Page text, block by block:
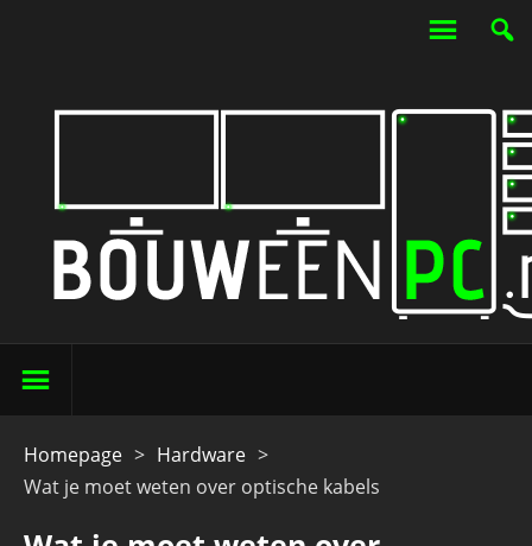
Homepage > Hardware >
Wat je moet weten over optische kabels